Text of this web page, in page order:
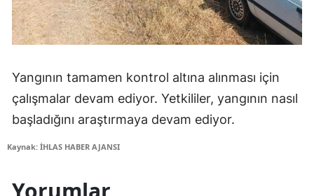
Yangının tamamen kontrol altına alınması için
çalışmalar devam ediyor. Yetkililer, yangının nasıl
başladığını araştırmaya devam ediyor.
Kaynak: İHLAS HABER AJANSI